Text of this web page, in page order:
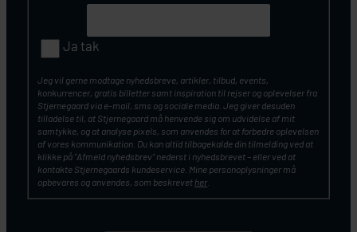
Ja tak
Jeg vil gerne modtage nyhedsbreve, artikler, tilbud, events,
konkurrencer, gratis billetter samt inspiration til rejser og oplevelser fra
Stjernegaard via e-mail, sms og sociale media. Jeg giver desuden
tilladelse til, at Stjernegaard må henvende sig om udvidelse af mit
samtykke, og at analyse pixels, som anvendes for at forbedre oplevelsen
af vores kommunikation. Du kan altid tilbagekalde din tilmelding ved at
klikke på ”Afmeld nyhedsbrev” nederst i nyhedsbrevet – eller ved at
kontakte Stjernegaards kundeservice. Mine personoplysninger må
opbevares og anvendes, som beskrevet her